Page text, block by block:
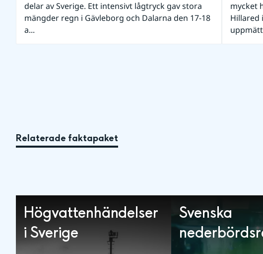
delar av Sverige. Ett intensivt lågtryck gav stora
mängder regn i Gävleborg och Dalarna den 17-18
a...
mycket
Hillared
Relaterade faktapaket
Högvattenhändelser
i Sverige
Svenska